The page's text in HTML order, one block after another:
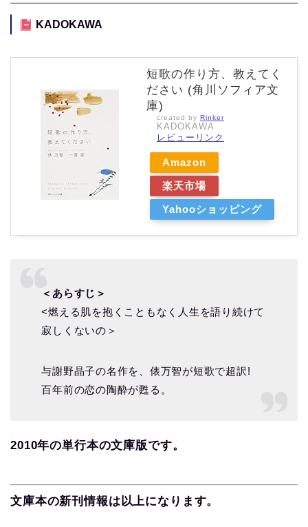
KADOKAWA
短歌の作り方、教えてく
ださい (角川ソフィア文
庫)
created by Rinker
KADOKAWA
レビューリンク
Amazon
楽天市場
Yahooショッピング
＜あらすじ＞
<燃える肌を抱くこともなく人生を語り続けて
寂しくないの＞
与謝野晶子の名作を、俵万智が短歌で超訳!
百年前の恋の陶酔が甦る。
2010年の単行本の文庫版です。
文庫本の新刊情報は以上になります。